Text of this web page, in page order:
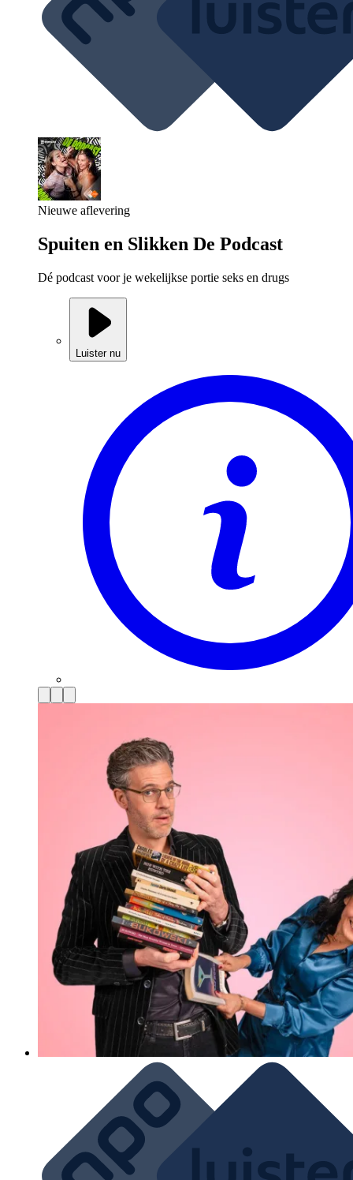
Nieuwe aflevering
Spuiten en Slikken De Podcast
Dé podcast voor je wekelijkse portie seks en drugs
Luister nu